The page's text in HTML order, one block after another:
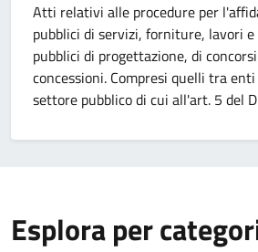
Atti relativi alle procedure per
pubblici di servizi, forniture, lavori e
pubblici di progettazione, di
concessioni. Compresi quelli tra
settore pubblico di cui all'art. 5 del
Esplora per